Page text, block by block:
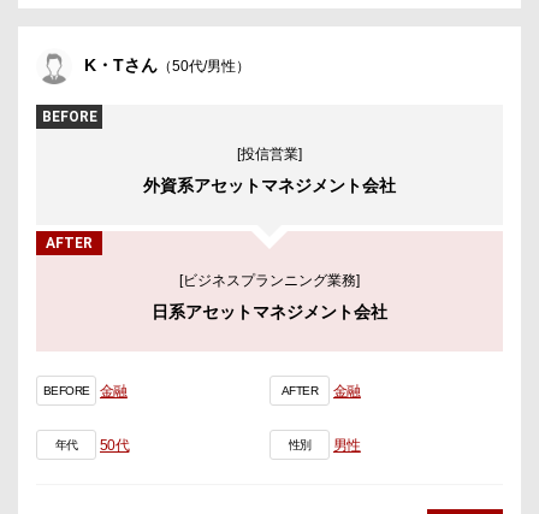
K・Tさん （50代/男性）
BEFORE
[投信営業]
外資系アセットマネジメント会社
AFTER
[ビジネスプランニング業務]
日系アセットマネジメント会社
BEFORE 金融 AFTER 金融
年代 50代 性別 男性